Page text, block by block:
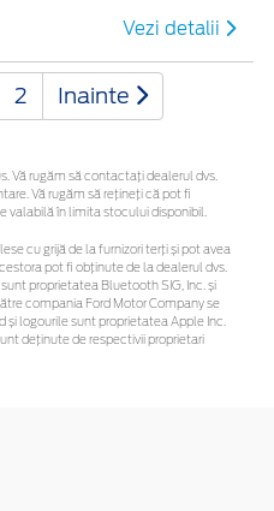
Vezi detalii
2 Inainte
Vă rugăm să contactaţi dealerul dvs.
Vă rugăm să rețineți că pot fi
valabilă în limita stocului disponibil.
cu grijă de la furnizori terți și pot avea
pot fi obținute de la dealerul dvs.
proprietatea Bluetooth SIG, Inc. și
compania Ford Motor Company se
logourile sunt proprietatea Apple Inc.
deținute de respectivii proprietari